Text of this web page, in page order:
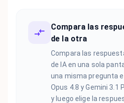
Compara las
de la otra
Compara las
de IA en una sola
una misma pregunta
Opus 4.8 y Gemini
y luego elige la